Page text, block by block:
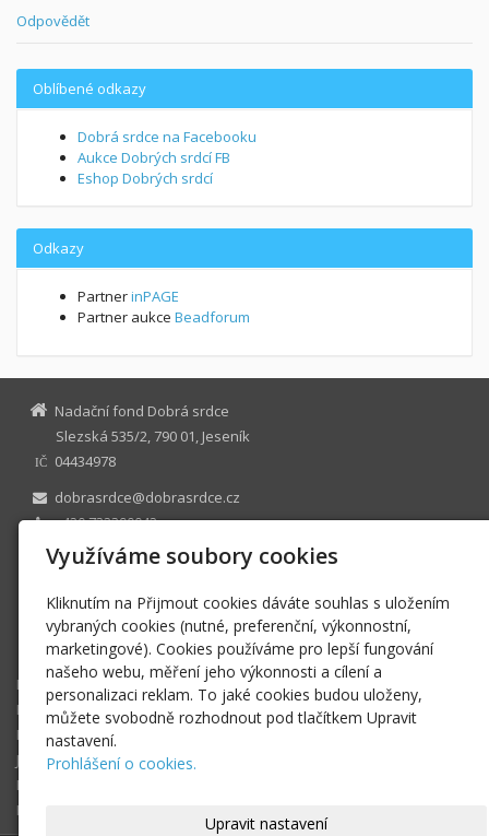
Odpovědět
Oblíbené odkazy
Dobrá srdce na Facebooku
Aukce Dobrých srdcí FB
Eshop Dobrých srdcí
Odkazy
PartnerinPAGE
Partner aukce Beadforum
Nadační fond Dobrá srdce
Slezská 535/2, 790 01, Jeseník
IČ
04434978
dobrasrdce@dobrasrdce.cz
+420 732390042
Facebook
Instagram
Twitter
TripAdvisor
N 1211 vedená u Krajského soudu v Ostravě
Dobrá srdce
Eshop Dobrých srdcí
Příběhy
Jak můžete pomoci?
Fotogalerie
Podporují nás
Využíváme soubory cookies
Kliknutím na Přijmout cookies dáváte souhlas s uložením
vybraných cookies (nutné, preferenční, výkonnostní,
marketingové). Cookies používáme pro lepší fungování
našeho webu, měření jeho výkonnosti a cílení a
personalizaci reklam. To jaké cookies budou uloženy,
můžete svobodně rozhodnout pod tlačítkem Upravit
nastavení.
Prohlášení o cookies.
Upravit nastavení